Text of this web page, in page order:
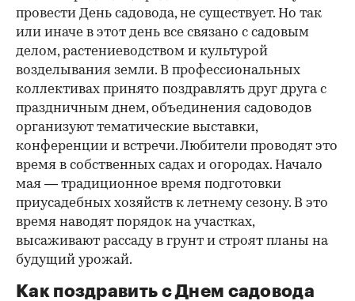
провести День садовода, не существует. Но так
или иначе в этот день все связано с садовым
делом, растениеводством и культурой
возделывания земли. В профессиональных
коллективах принято поздравлять друг друга с
праздничным днем, объединения садоводов
организуют тематические выставки,
конференции и встречи. Любители проводят это
время в собственных садах и огородах. Начало
мая — традиционное время подготовки
приусадебных хозяйств к летнему сезону. В это
время наводят порядок на участках,
высаживают рассаду в грунт и строят планы на
будущий урожай.
Как поздравить с Днем садовода